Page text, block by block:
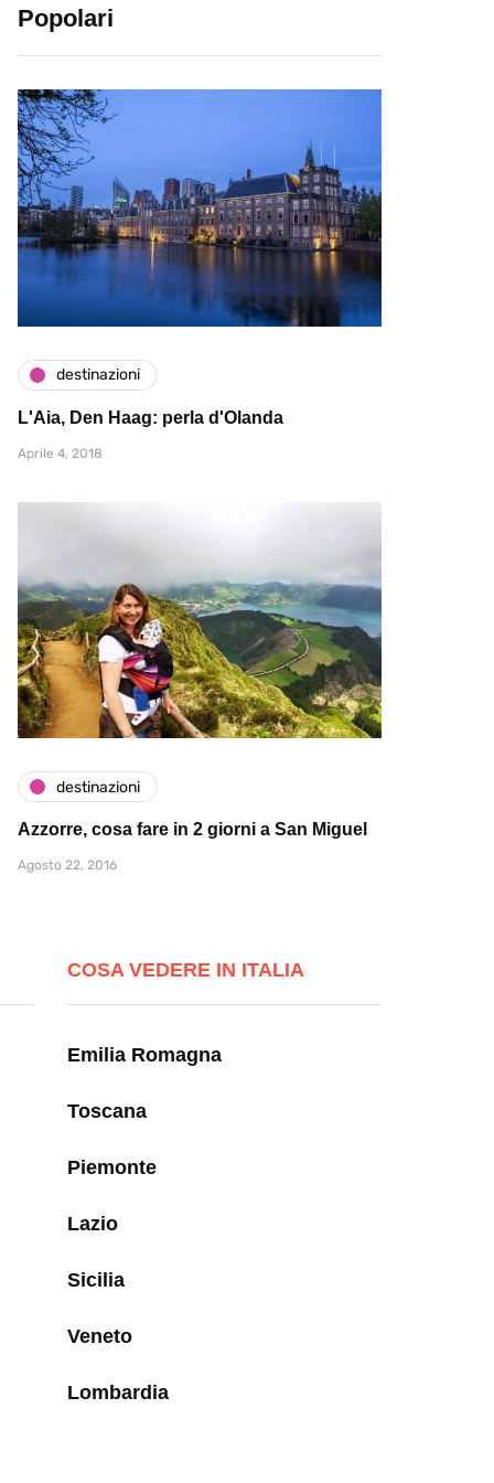
Popolari
destinazioni
L'Aia, Den Haag: perla d'Olanda
Aprile 4, 2018
destinazioni
Azzorre, cosa fare in 2 giorni a San Miguel
Agosto 22, 2016
COSA VEDERE IN ITALIA
Emilia Romagna
Toscana
Piemonte
Lazio
Sicilia
Veneto
Lombardia